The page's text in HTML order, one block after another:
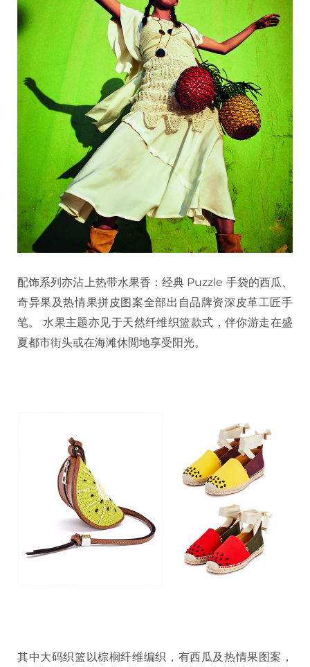
配饰系列亦沾上热带水果香：经典 Puzzle 手袋的西瓜、
奇异果及热情果拼皮图案全部出自品牌资深皮革工匠手
笔。 水果主题亦见于天然纤维织篮款式，伴你游走在盛
夏都市街头或在海滩休閒地享受阳光。
其中大码织篮以棕榈纤维编织，有西瓜及热情果图案，